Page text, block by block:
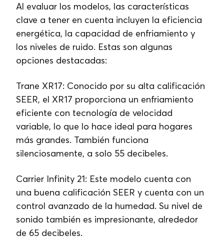
Al evaluar los modelos, las características
clave a tener en cuenta incluyen la eficiencia
energética, la capacidad de enfriamiento y
los niveles de ruido. Estas son algunas
opciones destacadas:
Trane XR17: Conocido por su alta calificación
SEER, el XR17 proporciona un enfriamiento
eficiente con tecnología de velocidad
variable, lo que lo hace ideal para hogares
más grandes. También funciona
silenciosamente, a solo 55 decibeles.
Carrier Infinity 21: Este modelo cuenta con
una buena calificación SEER y cuenta con un
control avanzado de la humedad. Su nivel de
sonido también es impresionante, alrededor
de 65 decibeles.